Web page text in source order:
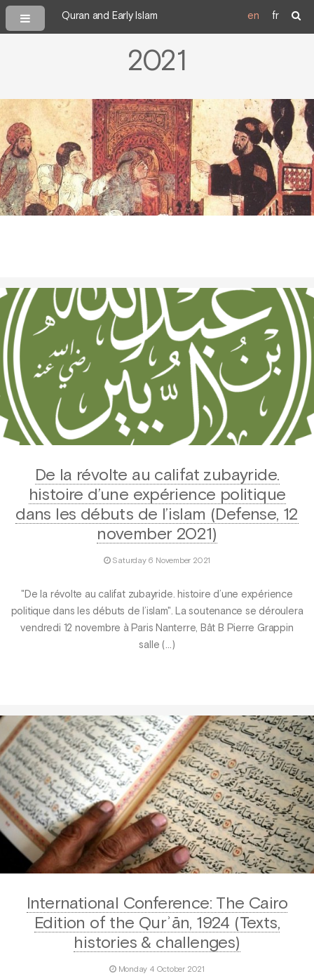
Quran and Early Islam en fr
2021
De la révolte au califat zubayride.
histoire d’une expérience politique
dans les débuts de l’islam (Defense, 12
november 2021)
Saturday 6 November 2021
"De la révolte au califat zubayride. histoire d’une expérience
politique dans les débuts de l’islam". La soutenance se déroulera
vendredi 12 novembre à Paris Nanterre, Bât B Pierre Grappin
salle (…)
International Conference: The Cairo
Edition of the Qurʾān, 1924 (Texts,
histories & challenges)
Monday 4 October 2021